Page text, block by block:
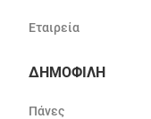
Εταιρεία
ΔΗΜΟΦΙΛΗ
Πάνες